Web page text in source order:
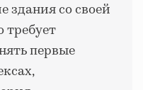
здания со своей
требует
первые